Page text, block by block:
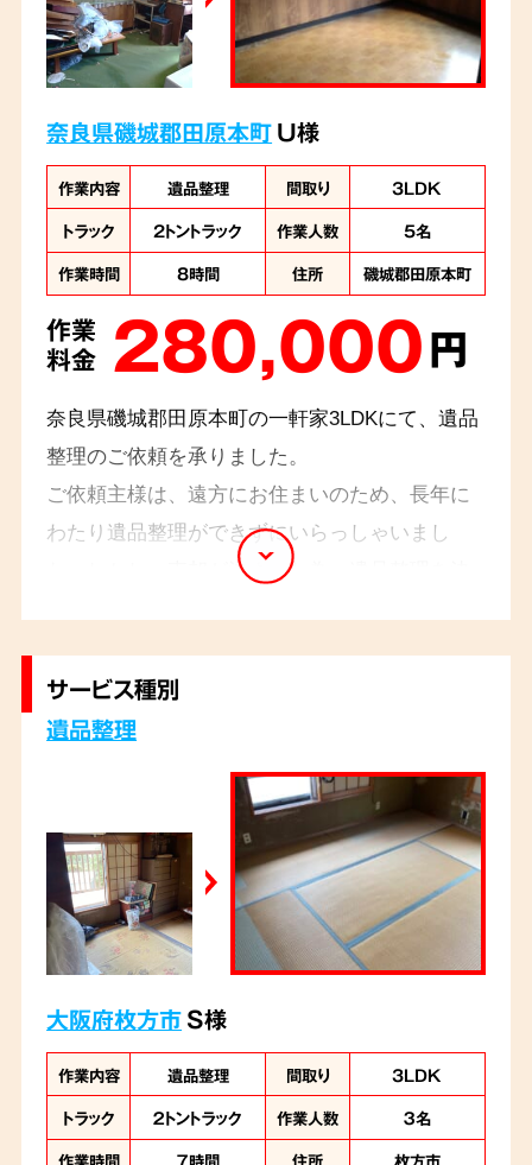
奈良県磯城郡田原本町U様
作業内容 遺品整理 間取り
3LDK
トラック
2トントラック 作業人数
5名
作業時間
8時間 住所 磯城郡田原本町
作業
料金 280,000円
奈良県磯城郡田原本町の一軒家3LDKにて、遺品
整理のご依頼を承りました。
ご依頼主様は、遠方にお住まいのため、長年に
わたり遺品整理ができずにいらっしゃいまし
た。しかし、売却が決まった為、遺品整理を決
のご希望を丁寧にお伺いし、一つひとつ丁寧に
遺品を整理いたしました。
サービス種別
遺品整理
大阪府枚方市S様
作業内容 遺品整理 間取り
3LDK
トラック
２トントラック 作業人数
３名